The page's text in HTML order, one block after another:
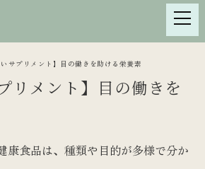
いサプリメント】目の働きを助ける栄養素
リメント】目の働きを
康食品は、種類や目的が多様で分か